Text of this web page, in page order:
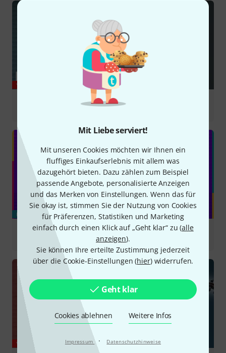
Mit Liebe serviert!
Mit unseren Cookies möchten wir Ihnen ein
fluffiges Einkaufserlebnis mit allem was
dazugehört bieten. Dazu zählen zum Beispiel
passende Angebote, personalisierte Anzeigen
und das Merken von Einstellungen. Wenn das für
Sie okay ist, stimmen Sie der Nutzung von Cookies
für Präferenzen, Statistiken und Marketing
einfach durch einen Klick auf „Geht klar“ zu (alle
anzeigen).
Sie können Ihre erteilte Zustimmung jederzeit
über die Cookie-Einstellungen (hier) widerrufen.
Geht klar
Cookies ablehnen Weitere Infos
Impressum · Datenschutzhinweise
YOUTUBE
Berghain by ROSALÍA, Björk & Yves Tumor |
Saxophone Cover by Alexandra Ilieva | Thomann
BLOG
New Gear August - unsere Auswahl an
Musikequipment
YOUTUBE